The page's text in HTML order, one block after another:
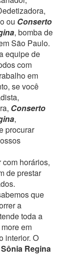
ou Conserto
, bomba de
São Paulo.
equipe de
com
em
se você
Conserto
,
procurar
horários,
de prestar
que
a
toda a
em
interior. O
Regina